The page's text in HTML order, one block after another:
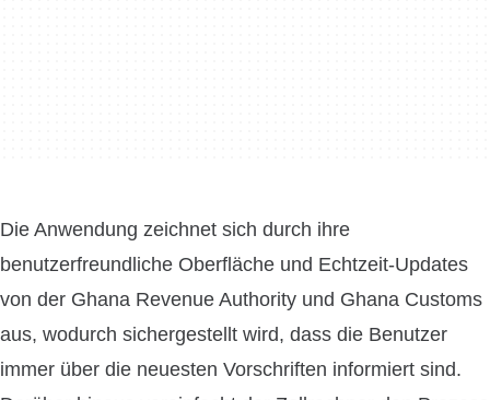
Die Anwendung zeichnet sich durch ihre
benutzerfreundliche Oberfläche und Echtzeit-Updates
von der Ghana Revenue Authority und Ghana Customs
aus, wodurch sichergestellt wird, dass die Benutzer
immer über die neuesten Vorschriften informiert sind.